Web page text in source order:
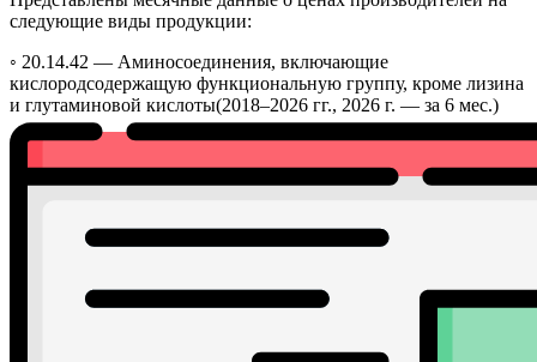
следующие виды продукции:
◦ 20.14.42 — Аминосоединения, включающие
кислородсодержащую функциональную группу, кроме лизина
и глутаминовой кислоты(2018–2026 гг., 2026 г. — за 6 мес.)